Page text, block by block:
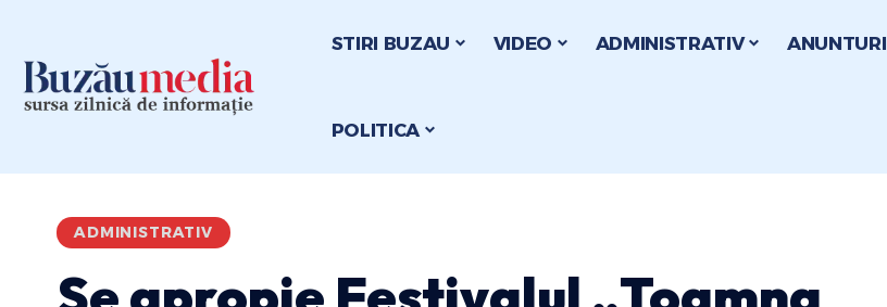
STIRI BUZAU VIDEO ADMINISTRATIV ANUNTURI
POLITICA
ADMINISTRATIV